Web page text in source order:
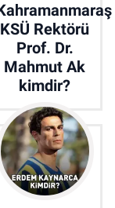
KSÜ Rektörü
Prof. Dr.
Mahmut Ak
kimdir?